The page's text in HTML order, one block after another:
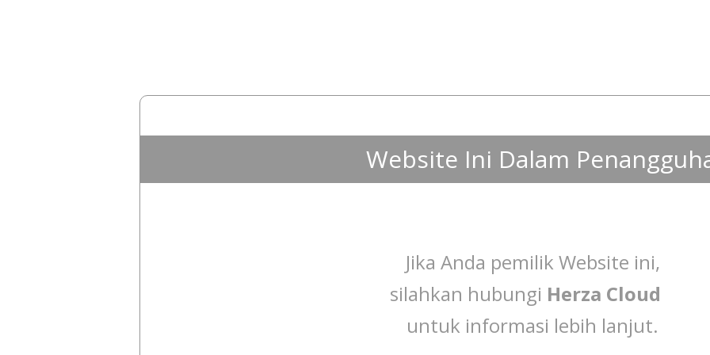
Website Ini Dalam
Jika Anda pemilik Website ini,
silahkan hubungi Herza Cloud
untuk informasi lebih lanjut.